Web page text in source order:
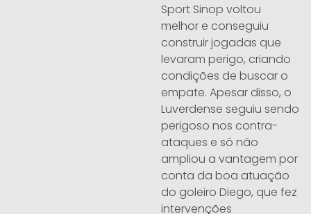
Sport Sinop voltou
melhor e conseguiu
construir jogadas que
levaram perigo, criando
condições de buscar o
empate. Apesar disso, o
Luverdense seguiu sendo
perigoso nos contra-
ataques e só não
ampliou a vantagem por
conta da boa atuação
do goleiro Diego, que fez
intervenções